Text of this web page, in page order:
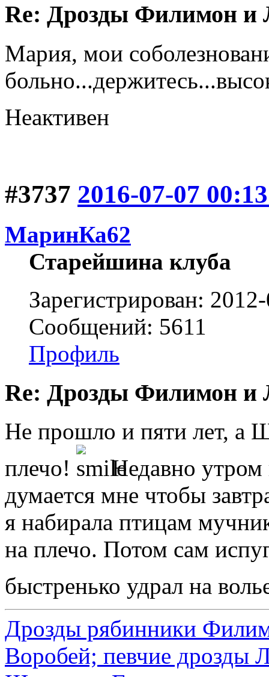
Re: Дрозды Филимон и
Мария, мои
Неактивен
#3737 2016-07-07
МаринКа62
Старейшина клуба
Зарегистрирован:
Сообщений: 5611
Профиль
Re: Дрозды Филимон и
Не прошло и пяти лет, а
плечо!
Недавно утром
думается мне чтобы
я набирала птицам
на плечо. Потом сам
быстренько удрал на
Дрозды рябинники
Воробей; певчие дрозды